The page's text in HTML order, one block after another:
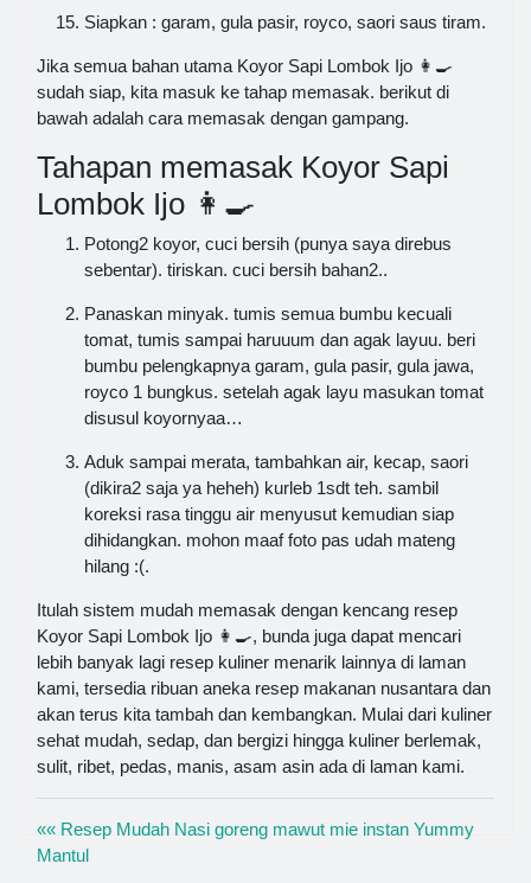
Siapkan : garam, gula pasir, royco, saori saus tiram.
Jika semua bahan utama Koyor Sapi Lombok Ijo 👩‍🍳
sudah siap, kita masuk ke tahap memasak. berikut di
bawah adalah cara memasak dengan gampang.
Tahapan memasak Koyor Sapi
Lombok Ijo 👩‍🍳
Potong2 koyor, cuci bersih (punya saya direbus
sebentar). tiriskan. cuci bersih bahan2..
Panaskan minyak. tumis semua bumbu kecuali
tomat, tumis sampai haruuum dan agak layuu. beri
bumbu pelengkapnya garam, gula pasir, gula jawa,
royco 1 bungkus. setelah agak layu masukan tomat
disusul koyornyaa…
Aduk sampai merata, tambahkan air, kecap, saori
(dikira2 saja ya heheh) kurleb 1sdt teh. sambil
koreksi rasa tinggu air menyusut kemudian siap
dihidangkan. mohon maaf foto pas udah mateng
hilang :(.
Itulah sistem mudah memasak dengan kencang resep
Koyor Sapi Lombok Ijo 👩‍🍳, bunda juga dapat mencari
lebih banyak lagi resep kuliner menarik lainnya di laman
kami, tersedia ribuan aneka resep makanan nusantara dan
akan terus kita tambah dan kembangkan. Mulai dari kuliner
sehat mudah, sedap, dan bergizi hingga kuliner berlemak,
sulit, ribet, pedas, manis, asam asin ada di laman kami.
«« Resep Mudah Nasi goreng mawut mie instan Yummy
Mantul